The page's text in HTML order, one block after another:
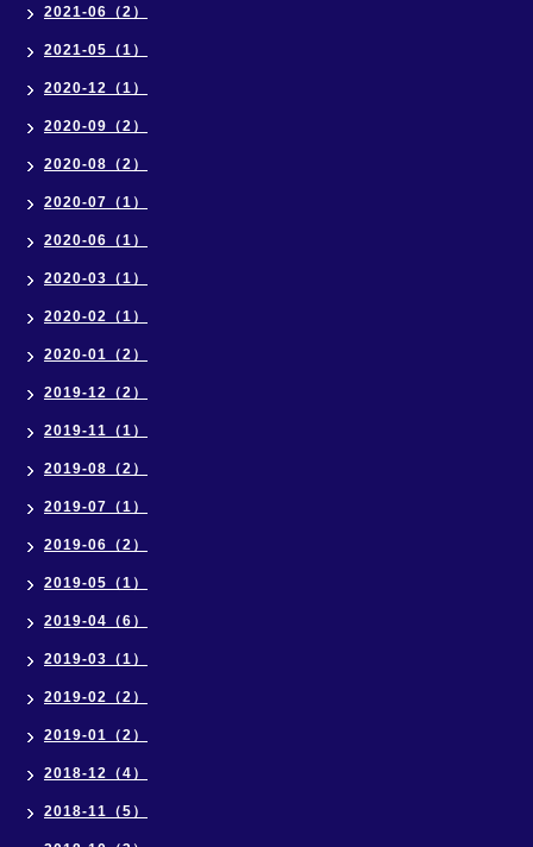
2021-06（2）
2021-05（1）
2020-12（1）
2020-09（2）
2020-08（2）
2020-07（1）
2020-06（1）
2020-03（1）
2020-02（1）
2020-01（2）
2019-12（2）
2019-11（1）
2019-08（2）
2019-07（1）
2019-06（2）
2019-05（1）
2019-04（6）
2019-03（1）
2019-02（2）
2019-01（2）
2018-12（4）
2018-11（5）